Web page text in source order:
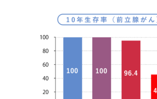
ピロリ菌検査
胃がんリスク検査
30・35健診